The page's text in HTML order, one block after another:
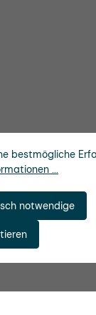
bestmögliche
...
notwendige